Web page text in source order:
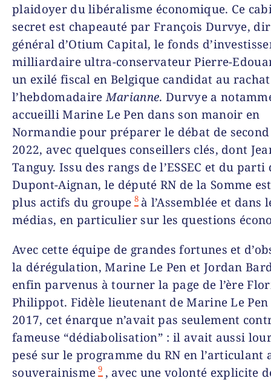
plaidoyer du libéralisme économique. Ce
secret est chapeauté par François Durvye,
général d’Otium Capital, le fonds
milliardaire ultra-conservateur Pierre-
un exilé fiscal en Belgique candidat au
l’hebdomadaireMarianne. Durvye a
accueilli Marine Le Pen dans son manoir en
Normandie pour préparer le débat de
2022, avec quelques conseillers clés, dont
Tanguy. Issu des rangs de l’ESSEC et du parti
Dupont-Aignan, le député RN de la Somme
plus actifs du groupe 8 à l’Assemblée et dans
médias, en particulier sur les questions
Avec cette équipe de grandes fortunes et
la dérégulation, Marine Le Pen et Jordan
enfin parvenus à tourner la page de l’ère
Philippot. Fidèle lieutenant de Marine Le Pen
2017, cet énarque n’avait pas seulement
fameuse “dédiabolisation” : il avait aussi
pesé sur le programme du RN en l’articulant
souverainisme 9 , avec une volonté explicite